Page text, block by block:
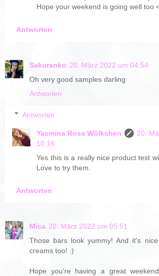
Hope your weekend is going well too
Antworten
Sakuranko 20. März 2022 um 04:54
Oh very good samples darling
Antworten
Antworten
Yasmina Rosa Wölkchen
20.
10:16
Yes this is a really nice product test
Love to try them.
Antworten
Mica 20. März 2022 um 05:51
Those bars look yummy! And it's
creams too! :)
Hope you're having a great